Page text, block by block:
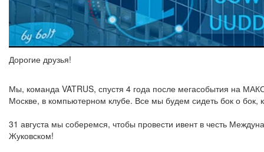
Дорогие друзья!
Мы, команда VATRUS, спустя 4 года после мегасобытия на
Москве, в компьютерном клубе. Все мы будем сидеть бок о бок,
31 августа мы соберемся, чтобы провести ивент в честь
Жуковском!